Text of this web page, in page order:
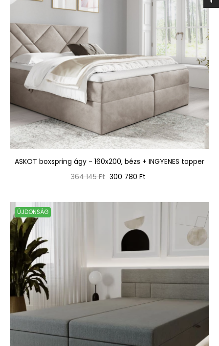
ASKOT boxspring ágy - 160x200, bézs + INGYENES topper
Normál
364 145 Ft Ár
300 780 Ft
ÚJDONSÁG